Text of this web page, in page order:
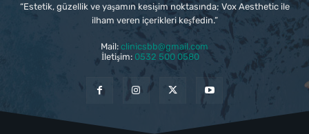
“Estetik, güzellik ve yaşamın kesişim noktasında; Vox Aesthetic ile
ilham veren içerikleri keşfedin.”
Mail: clinicsbb@gmail.com
İletişim: 0532 500 0580